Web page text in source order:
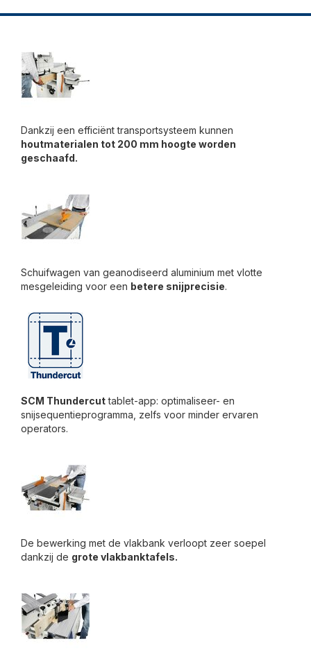
Dankzij een efficiënt transportsysteem kunnen
houtmaterialen tot 200 mm hoogte worden
geschaafd.
Schuifwagen van geanodiseerd aluminium met vlotte
mesgeleiding voor een betere snijprecisie.
SCM Thundercuttablet-app: optimaliseer- en
snijsequentieprogramma, zelfs voor minder ervaren
operators.
De bewerking met de vlakbank verloopt zeer soepel
dankzij de grote vlakbanktafels.